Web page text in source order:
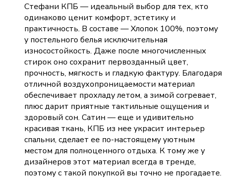
Стефани КПБ — идеальный выбор для тех, кто
одинаково ценит комфорт, эстетику и
практичность. В составе — Хлопок 100%, поэтому
у постельного белья исключительная
износостойкость. Даже после многочисленных
стирок оно сохранит первозданный цвет,
прочность, мягкость и гладкую фактуру. Благодаря
отличной воздухопроницаемости материал
обеспечивает прохладу летом, а зимой согревает,
плюс дарит приятные тактильные ощущения и
здоровый сон. Сатин — еще и удивительно
красивая ткань, КПБ из нее украсит интерьер
спальни, сделает ее по-настоящему уютным
местом для полноценного отдыха. К тому же у
дизайнеров этот материал всегда в тренде,
поэтому с такой покупкой вы точно не прогадаете.